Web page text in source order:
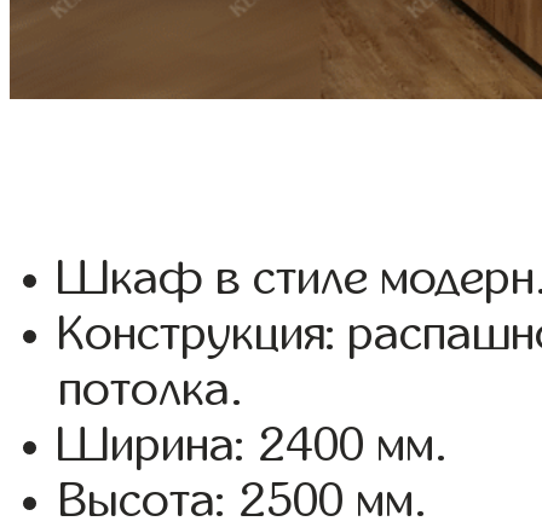
Шкаф в стиле
Конструкция:
потолка.
Ширина: 2400 мм.
Высота: 2500 мм.